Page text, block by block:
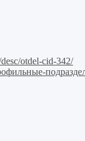
otdel-cid-342/